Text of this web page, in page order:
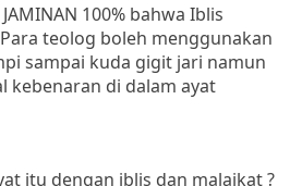
100% bahwa Iblis
teolog boleh menggunakan
sampai kuda gigit jari namun
kebenaran di dalam ayat
itu dengan iblis dan malaikat ?